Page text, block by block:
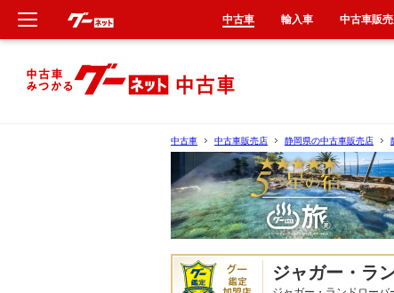
中古車 中古車販売店 静岡県の中古車販売店
ジャガー・ラ
中古車 輸入車 中古車販
新車